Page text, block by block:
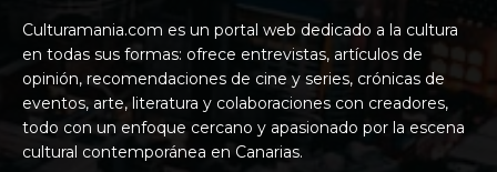
Culturamania.com es un portal web dedicado a la cultura
en todas sus formas: ofrece entrevistas, artículos de
opinión, recomendaciones de cine y series, crónicas de
eventos, arte, literatura y colaboraciones con creadores,
todo con un enfoque cercano y apasionado por la escena
cultural contemporánea en Canarias.